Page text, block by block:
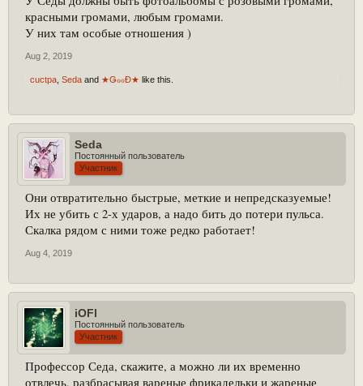
красными громами, любым громами.
У них там особые отношения )
Aug 2, 2019
cuctpa Seda and ★ǤℴℴĐ★ like this.
Seda
Постоянный пользователь
Участник
Они отвратительно быстрые, меткие и непредсказуемые!
Их не убить с 2-х ударов, а надо бить до потери пульса.
Скалка рядом с ними тоже редко работает!
Aug 4, 2019
iOFl
Постоянный пользователь
Участник
Профессор Седа, скажите, а можно ли их временно
отвлечь, разбрасывая вареные фрикадельки и жареные